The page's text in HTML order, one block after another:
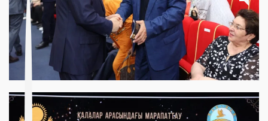
A post shared by Culture Qostanai (@culture_qostanai)